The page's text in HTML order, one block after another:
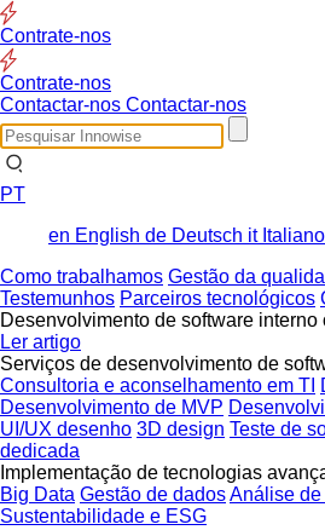
Contrate-nos
Contrate-nos
Contactar-nos Contactar-nos
PT
en English de Deutsch itItaliano
Como trabalhamos Gestão da
Testemunhos Parceiros tecnológicos
Desenvolvimento de software
Ler artigo
Serviços de desenvolvimento de
Consultoria e aconselhamento em TI
Desenvolvimento de MVP
UI/UX desenho 3D design Teste de
dedicada
Implementação de tecnologias
Big Data Gestão de dadosAnálise
Sustentabilidade e ESG